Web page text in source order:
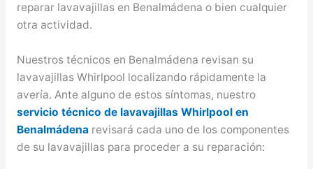
reparar lavavajillas en Benalmádena o bien cualquier
otra actividad.
Nuestros técnicos en Benalmádena revisan su
lavavajillas Whirlpool localizando rápidamente la
avería. Ante alguno de estos síntomas, nuestro
servicio técnico de lavavajillas Whirlpool en
Benalmádena revisará cada uno de los componentes
de su lavavajillas para proceder a su reparación: